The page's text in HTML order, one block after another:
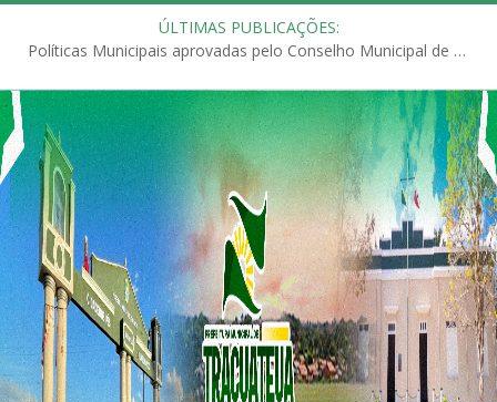
ÚLTIMAS PUBLICAÇÕES:
Políticas Municipais aprovadas pelo Conselho Municipal de Educação (CME)